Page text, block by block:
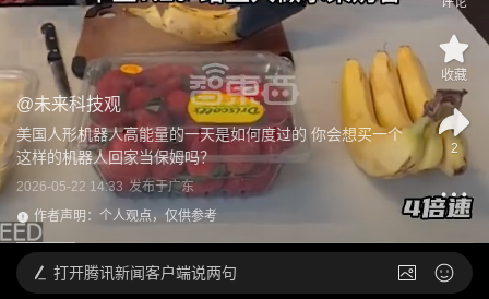
@未来科技观
美国人形机器人高能量的一天是如何度过的 你会想买一个
这样的机器人回家当保姆吗？
2026-05-22 14:33 发布于广东
作者声明：个人观点，仅供参考
收藏
2
打开腾讯新闻客户端说两句